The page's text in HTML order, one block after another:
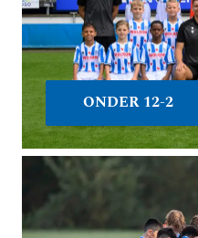
ONDER 12-2